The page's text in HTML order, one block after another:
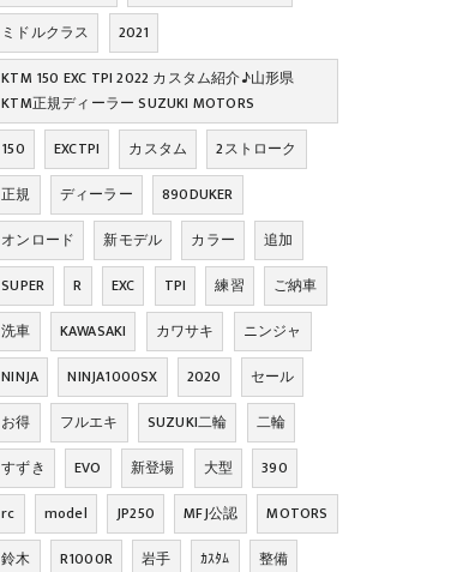
ミドルクラス
2021
KTM 150 EXC TPI 2022 カスタム紹介♪山形県
KTM正規ディーラー SUZUKI MOTORS
150
EXCTPI カスタム
2ストローク
正規
ディーラー
890DUKER
オンロード
新モデル カラー
追加
SUPER
R EXC TPI 練習
ご納車
洗車
KAWASAKI カワサキ
ニンジャ
NINJA
NINJA1000SX 2020
セール
お得
フルエキ SUZUKI二輪
二輪
すずき
EVO 新登場 大型
390
rc
model JP250 MFJ公認
MOTORS
鈴木
R1000R 岩手 ｶｽﾀﾑ
整備